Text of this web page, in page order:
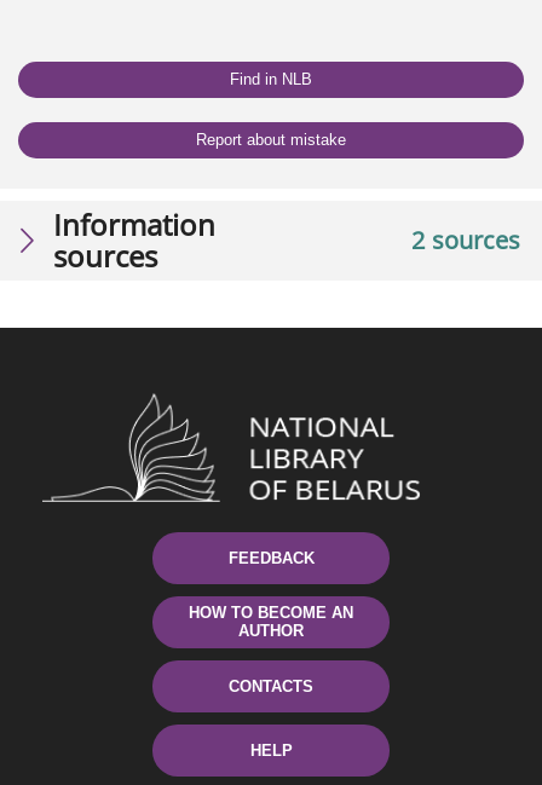
Find in NLB
Report about mistake
2 sources
Information
sources
FEEDBACK
HOW TO BECOME AN
AUTHOR
CONTACTS
HELP